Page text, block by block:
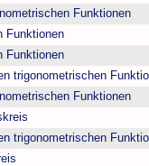
Funktionen
Funktionen
Funktionen
trigonometrischen
Funktionen
trigonometrischen